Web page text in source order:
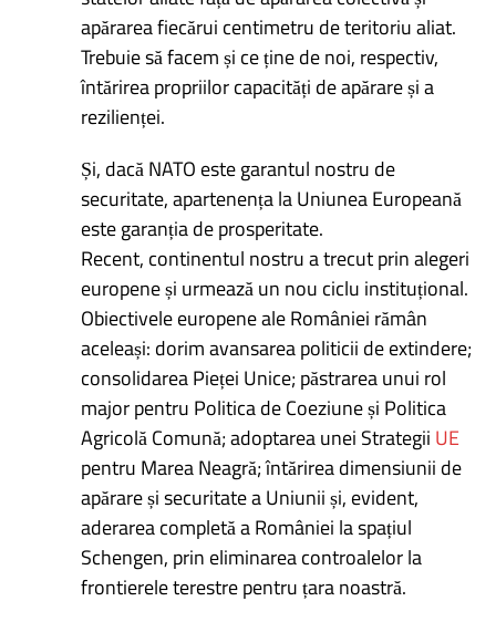
apărarea fiecărui centimetru de teritoriu aliat.
Trebuie să facem și ce ține de noi, respectiv,
întărirea propriilor capacități de apărare și a
rezilienței.
Și, dacă NATO este garantul nostru de
securitate, apartenența la Uniunea Europeană
este garanția de prosperitate.
Recent, continentul nostru a trecut prin alegeri
europene și urmează un nou ciclu instituțional.
Obiectivele europene ale României rămân
aceleași: dorim avansarea politicii de extindere;
consolidarea Pieței Unice; păstrarea unui rol
major pentru Politica de Coeziune și Politica
Agricolă Comună; adoptarea unei Strategii UE
pentru Marea Neagră; întărirea dimensiunii de
apărare și securitate a Uniunii și, evident,
aderarea completă a României la spațiul
Schengen, prin eliminarea controalelor la
frontierele terestre pentru țara noastră.